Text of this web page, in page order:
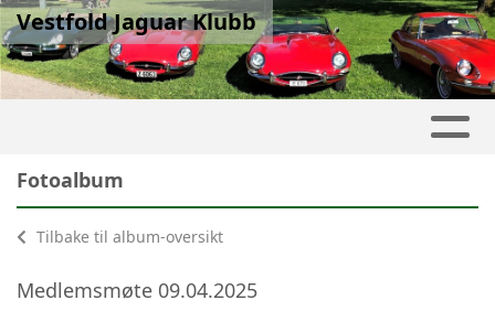
Vestfold Jaguar Klubb
Fotoalbum
Tilbake til album-oversikt
Medlemsmøte 09.04.2025